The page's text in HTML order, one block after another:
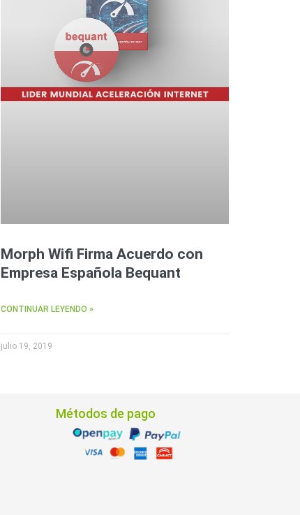
Morph Wifi Firma Acuerdo con
Empresa Española Bequant
CONTINUAR LEYENDO »
julio 19, 2019
Métodos de pago